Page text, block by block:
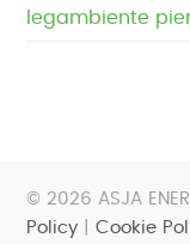
legambiente
© 2026 ASJA
Policy |Cookie